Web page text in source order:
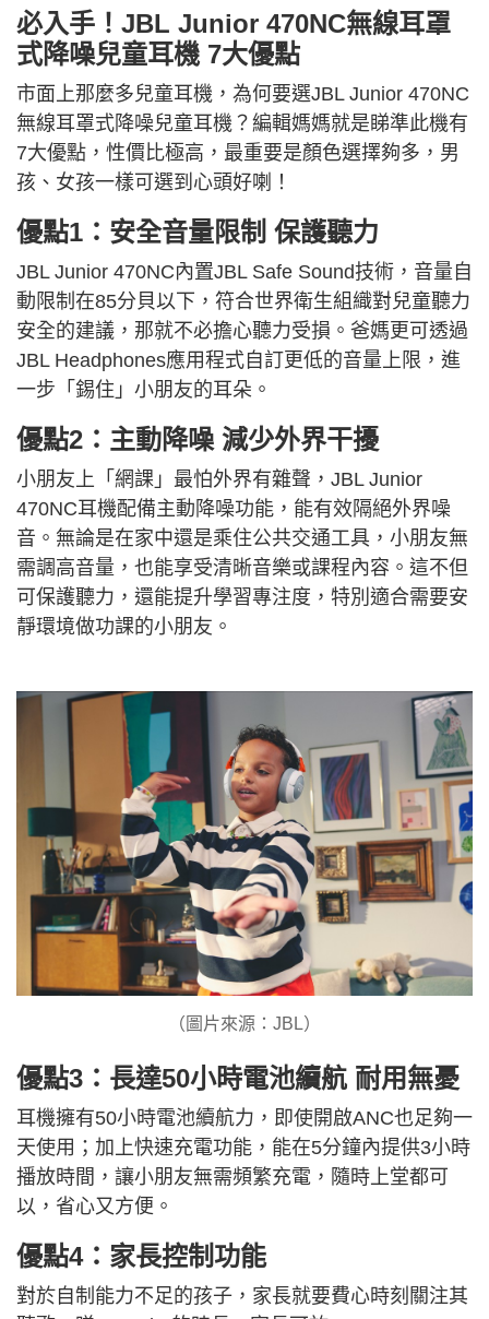
必入手！JBL Junior 470NC無線耳罩
式降噪兒童耳機 7大優點
市面上那麼多兒童耳機，為何要選JBL Junior 470NC
無線耳罩式降噪兒童耳機？編輯媽媽就是睇準此機有
7大優點，性價比極高，最重要是顏色選擇夠多，男
孩、女孩一樣可選到心頭好喇！
優點1：安全音量限制 保護聽力
JBL Junior 470NC內置JBL Safe Sound技術，音量自
動限制在85分貝以下，符合世界衛生組織對兒童聽力
安全的建議，那就不必擔心聽力受損。爸媽更可透過
JBL Headphones應用程式自訂更低的音量上限，進
一步「錫住」小朋友的耳朵。
優點2：主動降噪 減少外界干擾
小朋友上「網課」最怕外界有雜聲，JBL Junior
470NC耳機配備主動降噪功能，能有效隔絕外界噪
音。無論是在家中還是乘住公共交通工具，小朋友無
需調高音量，也能享受清晰音樂或課程內容。這不但
可保護聽力，還能提升學習專注度，特別適合需要安
靜環境做功課的小朋友。
（圖片來源：JBL）
優點3：長達50小時電池續航 耐用無憂
耳機擁有50小時電池續航力，即使開啟ANC也足夠一
天使用；加上快速充電功能，能在5分鐘內提供3小時
播放時間，讓小朋友無需頻繁充電，隨時上堂都可
以，省心又方便。
優點4：家長控制功能
對於自制能力不足的孩子，家長就要費心時刻關注其